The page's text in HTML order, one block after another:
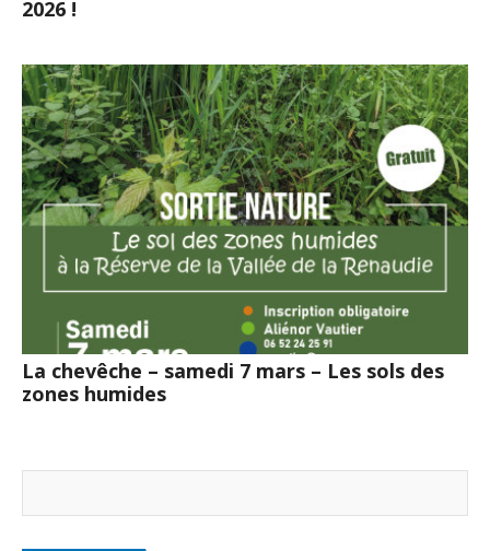
2026 !
La chevêche – samedi 7 mars – Les sols des
zones humides